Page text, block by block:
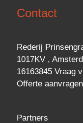
Contact
Rederij
1017KV ,
16163845 Vraag
Offerte aanvragen
Partners